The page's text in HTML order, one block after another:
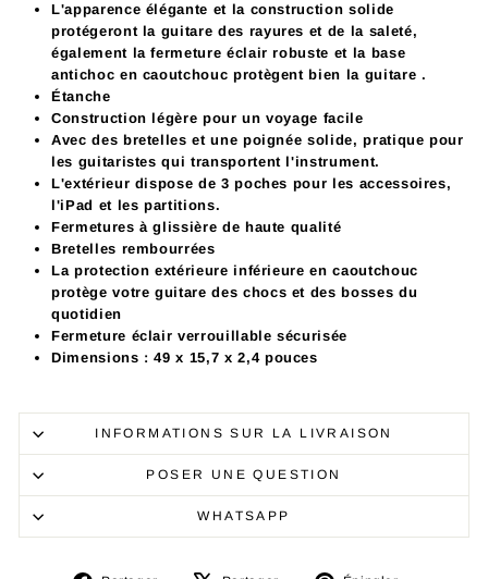
L'apparence élégante et la construction solide
protégeront la guitare des rayures et de la saleté,
également la fermeture éclair robuste et la base
antichoc en caoutchouc protègent bien la guitare .
Étanche
Construction légère pour un voyage facile
Avec des bretelles et une poignée solide, pratique pour
les guitaristes qui transportent l'instrument.
L'extérieur dispose de 3 poches pour les accessoires,
l'iPad et les partitions.
Fermetures à glissière de haute qualité
Bretelles rembourrées
La protection extérieure inférieure en caoutchouc
protège votreguitare des chocs et des bosses du
quotidien
Fermeture éclair verrouillable sécurisée
Dimensions :49 x 15,7 x 2,4 pouces
INFORMATIONS SUR LA LIVRAISON
POSER UNE QUESTION
WHATSAPP